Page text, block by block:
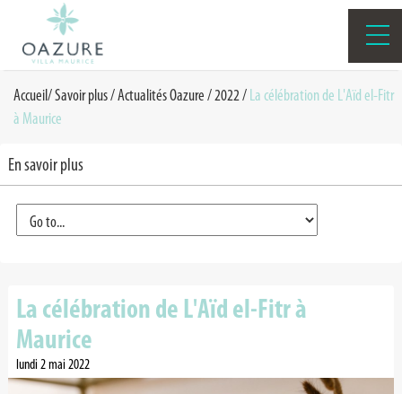
Accueil/Savoir plus /Actualités Oazure/2022/La célébration de L'Aïd el-Fitr
à Maurice
En savoir plus
La célébration de L'Aïd el-Fitr à
Maurice
lundi 2 mai 2022